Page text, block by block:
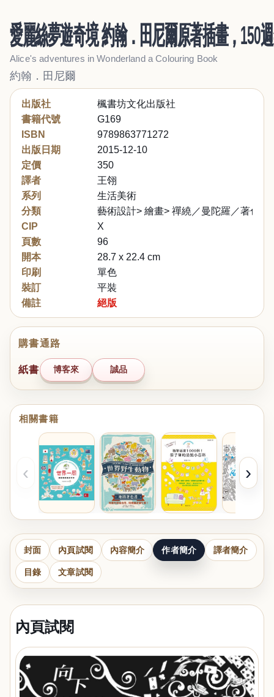
愛麗絲夢遊奇境 約翰．田尼爾原著插畫，150
Alice's adventures in Wonderland a Colouring Book
約翰．田尼爾
出版社
楓書坊文化出版社
書籍代號
G169
ISBN
9789863771272
出版日期
2015-12-10
定價
350
譯者
王翎
系列
生活美術
分類
藝術設計> 繪畫> 禪繞／曼陀羅／著色
CIP
X
頁數
96
開本
28.7 x 22.4 cm
印刷
單色
裝訂
平裝
備註
絕版
購書通路
紙書 博客來 誠品
相關書籍
‹ ›
封面 內頁試閱 內容簡介 作者簡介 譯者簡介
目錄 文章試閱
內頁試閱